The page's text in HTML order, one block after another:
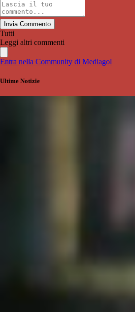
Invia Commento
Tutti
Leggi altri commenti
Entra nella Community di Mediagol
Ultime Notizie